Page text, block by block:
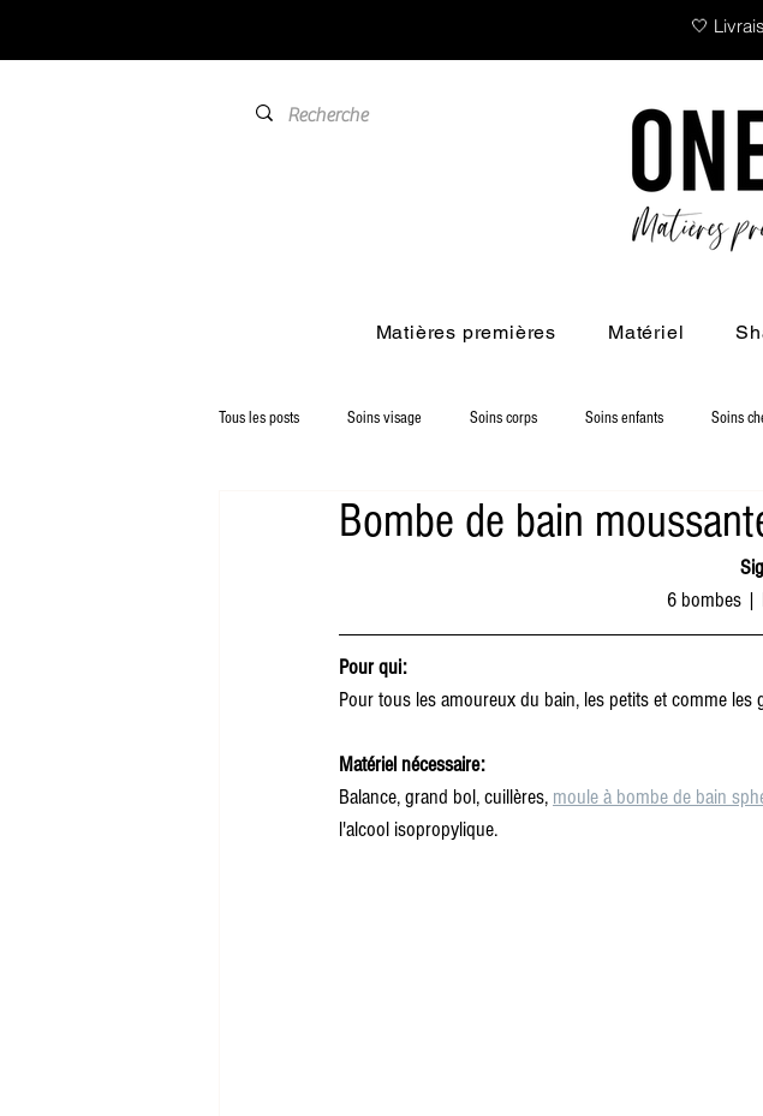
🤍
Matières premières Matériel
Tous les posts Soins visage Soins corps Soins enfants Soins
Bombe de bain
6 bombes |
Pour qui:
Pour tous les amoureux du bain, les petits et comme les
Matériel nécessaire:
Balance, grand bol, cuillères, moule à bombe de bain
l'alcool isopropylique.